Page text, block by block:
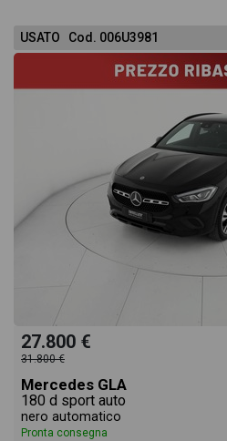
USATO Cod. 006U3981
27.800 €
31.800 €
Mercedes GLA
180 d sport auto
nero automatico
Pronta consegna